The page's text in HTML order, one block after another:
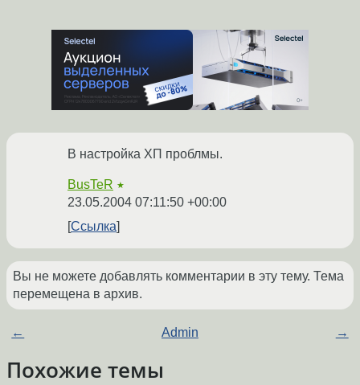
В настройка ХП проблмы.
BusTeR ★
23.05.2004 07:11:50 +00:00
Ссылка
Вы не можете добавлять комментарии в эту тему. Тема
перемещена в архив.
← Admin →
Похожие темы